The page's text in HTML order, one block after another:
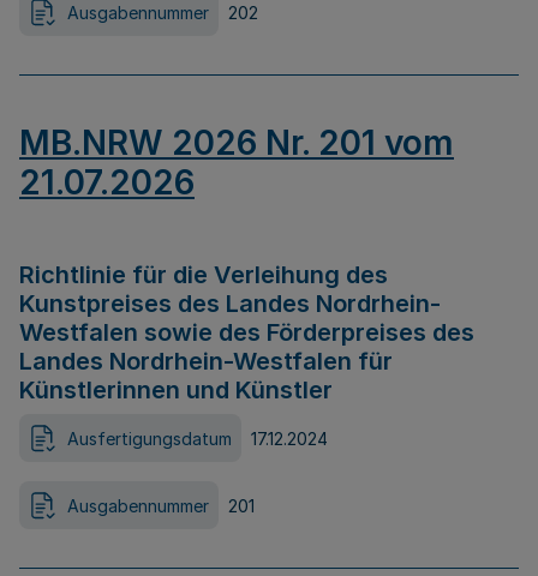
Ausgabennummer 202
MB.NRW 2026 Nr. 201 vom
21.07.2026
Richtlinie für die Verleihung des
Kunstpreises des Landes Nordrhein-
Westfalen sowie des Förderpreises des
Landes Nordrhein-Westfalen für
Künstlerinnen und Künstler
Ausfertigungsdatum 17.12.2024
Ausgabennummer 201